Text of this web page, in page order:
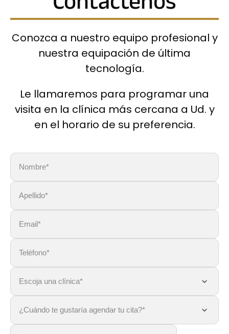
Conozca a nuestro equipo profesional y
nuestra equipación de última
tecnología.
Le llamaremos para programar una
visita en la clínica más cercana a Ud. y
en el horario de su preferencia.